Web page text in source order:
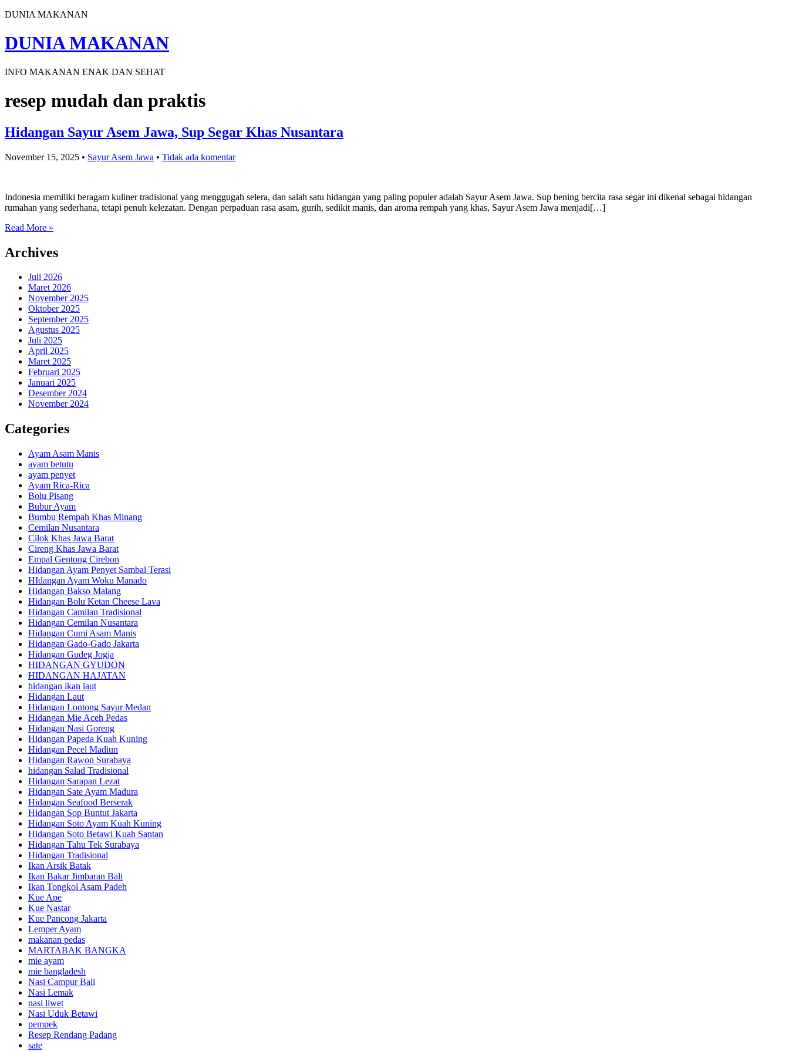
DUNIA MAKANAN
DUNIA MAKANAN
INFO MAKANAN ENAK DAN SEHAT
resep mudah dan praktis
Hidangan Sayur Asem Jawa, Sup Segar Khas Nusantara
November 15, 2025 • Sayur Asem Jawa • Tidak ada komentar
Indonesia memiliki beragam kuliner tradisional yang menggugah selera, dan salah satu hidangan yang paling populer adalah Sayur Asem Jawa. Sup bening bercita rasa segar ini dikenal sebagai hidangan
rumahan yang sederhana, tetapi penuh kelezatan. Dengan perpaduan rasa asam, gurih, sedikit manis, dan aroma rempah yang khas, Sayur Asem Jawa menjadi[…]
Read More »
Archives
Juli 2026
Maret 2026
November 2025
Oktober 2025
September 2025
Agustus 2025
Juli 2025
April 2025
Maret 2025
Februari 2025
Januari 2025
Desember 2024
November 2024
Categories
Ayam Asam Manis
ayam betutu
ayam penyet
Ayam Rica-Rica
Bolu Pisang
Bubur Ayam
Bumbu Rempah Khas Minang
Cemilan Nusantara
Cilok Khas Jawa Barat
Cireng Khas Jawa Barat
Empal Gentong Cirebon
Hidangan Ayam Penyet Sambal Terasi
HIdangan Ayam Woku Manado
Hidangan Bakso Malang
Hidangan Bolu Ketan Cheese Lava
Hidangan Camilan Tradisional
Hidangan Cemilan Nusantara
Hidangan Cumi Asam Manis
Hidangan Gado-Gado Jakarta
Hidangan Gudeg Jogja
HIDANGAN GYUDON
HIDANGAN HAJATAN
hidangan ikan laut
Hidangan Laut
Hidangan Lontong Sayur Medan
Hidangan Mie Aceh Pedas
Hidangan Nasi Goreng
Hidangan Papeda Kuah Kuning
Hidangan Pecel Madiun
Hidangan Rawon Surabaya
hidangan Salad Tradisional
Hidangan Sarapan Lezat
Hidangan Sate Ayam Madura
Hidangan Seafood Berserak
Hidangan Sop Buntut Jakarta
Hidangan Soto Ayam Kuah Kuning
Hidangan Soto Betawi Kuah Santan
Hidangan Tahu Tek Surabaya
Hidangan Tradisional
Ikan Arsik Batak
Ikan Bakar Jimbaran Bali
Ikan Tongkol Asam Padeh
Kue Ape
Kue Nastar
Kue Pancong Jakarta
Lemper Ayam
makanan pedas
MARTABAK BANGKA
mie ayam
mie bangladesh
Nasi Campur Bali
Nasi Lemak
nasi liwet
Nasi Uduk Betawi
pempek
Resep Rendang Padang
sate